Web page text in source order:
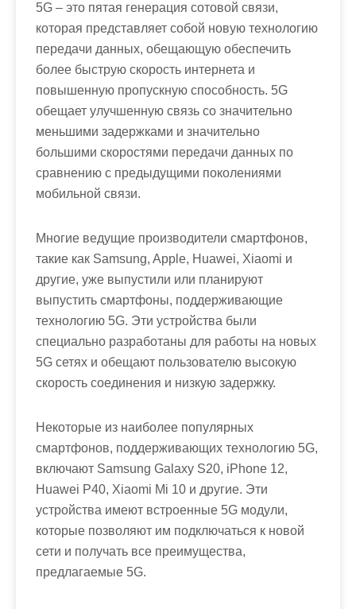
5G – это пятая генерация сотовой связи,
которая представляет собой новую технологию
передачи данных, обещающую обеспечить
более быструю скорость интернета и
повышенную пропускную способность. 5G
обещает улучшенную связь со значительно
меньшими задержками и значительно
большими скоростями передачи данных по
сравнению с предыдущими поколениями
мобильной связи.
Многие ведущие производители смартфонов,
такие как Samsung, Apple, Huawei, Xiaomi и
другие, уже выпустили или планируют
выпустить смартфоны, поддерживающие
технологию 5G. Эти устройства были
специально разработаны для работы на новых
5G сетях и обещают пользователю высокую
скорость соединения и низкую задержку.
Некоторые из наиболее популярных
смартфонов, поддерживающих технологию 5G,
включают Samsung Galaxy S20, iPhone 12,
Huawei P40, Xiaomi Mi 10 и другие. Эти
устройства имеют встроенные 5G модули,
которые позволяют им подключаться к новой
сети и получать все преимущества,
предлагаемые 5G.